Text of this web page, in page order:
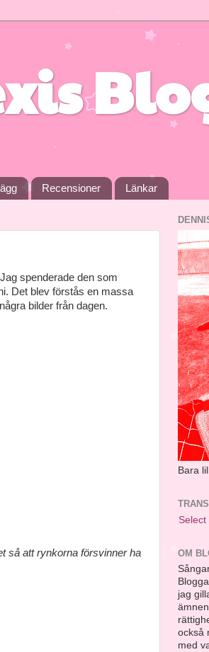
Recensioner Länkar
spenderade den som
Det blev förstås en massa
bilder från dagen.
så att rynkorna försvinner ha
Bara
Select
OM
jag
också
med